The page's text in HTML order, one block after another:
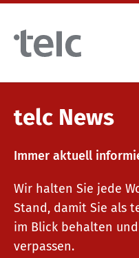
Skip to main content
Sprachprüfungen
telc Prüfungen digital mit
Zertifikatsprüfungen
Deutsch für die
Trainingsangebote
telc News
Immer aktuell
Wir halten Sie jede
Stand, damit Sie als
im Blick behalten
verpassen.